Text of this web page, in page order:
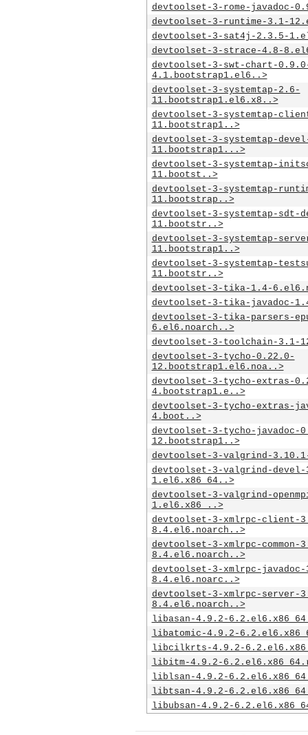
devtoolset-3-rome-javadoc-
devtoolset-3-runtime-3.1-
devtoolset-3-sat4j-2.3.5-
devtoolset-3-strace-4.8-
devtoolset-3-swt-chart-
4.1.bootstrap1.el6..>
devtoolset-3-systemtap-2.6-
11.bootstrap1.el6.x8..>
devtoolset-3-systemtap-
11.bootstrap1..>
devtoolset-3-systemtap-
11.bootstrap1...>
devtoolset-3-systemtap-
11.bootst..>
devtoolset-3-systemtap-
11.bootstrap..>
devtoolset-3-systemtap-sdt-
11.bootstr..>
devtoolset-3-systemtap-
11.bootstrap1..>
devtoolset-3-systemtap-
11.bootstr..>
devtoolset-3-tika-1.4-
devtoolset-3-tika-javadoc-
devtoolset-3-tika-parsers-
6.el6.noarch..>
devtoolset-3-toolchain-3.1-
devtoolset-3-tycho-0.22.0-
12.bootstrap1.el6.noa..>
devtoolset-3-tycho-extras-
4.bootstrap1.e..>
devtoolset-3-tycho-extras-
4.boot..>
devtoolset-3-tycho-javadoc-
12.bootstrap1..>
devtoolset-3-valgrind-
devtoolset-3-valgrind-devel-
1.el6.x86_64..>
devtoolset-3-valgrind-
1.el6.x86_..>
devtoolset-3-xmlrpc-client-
8.4.el6.noarch..>
devtoolset-3-xmlrpc-common-
8.4.el6.noarch..>
devtoolset-3-xmlrpc-
8.4.el6.noarc..>
devtoolset-3-xmlrpc-server-
8.4.el6.noarch..>
libasan-4.9.2-
libatomic-4.9.2-
libcilkrts-4.9.2-
libitm-4.9.2-
liblsan-4.9.2-
libtsan-4.9.2-
libubsan-4.9.2-